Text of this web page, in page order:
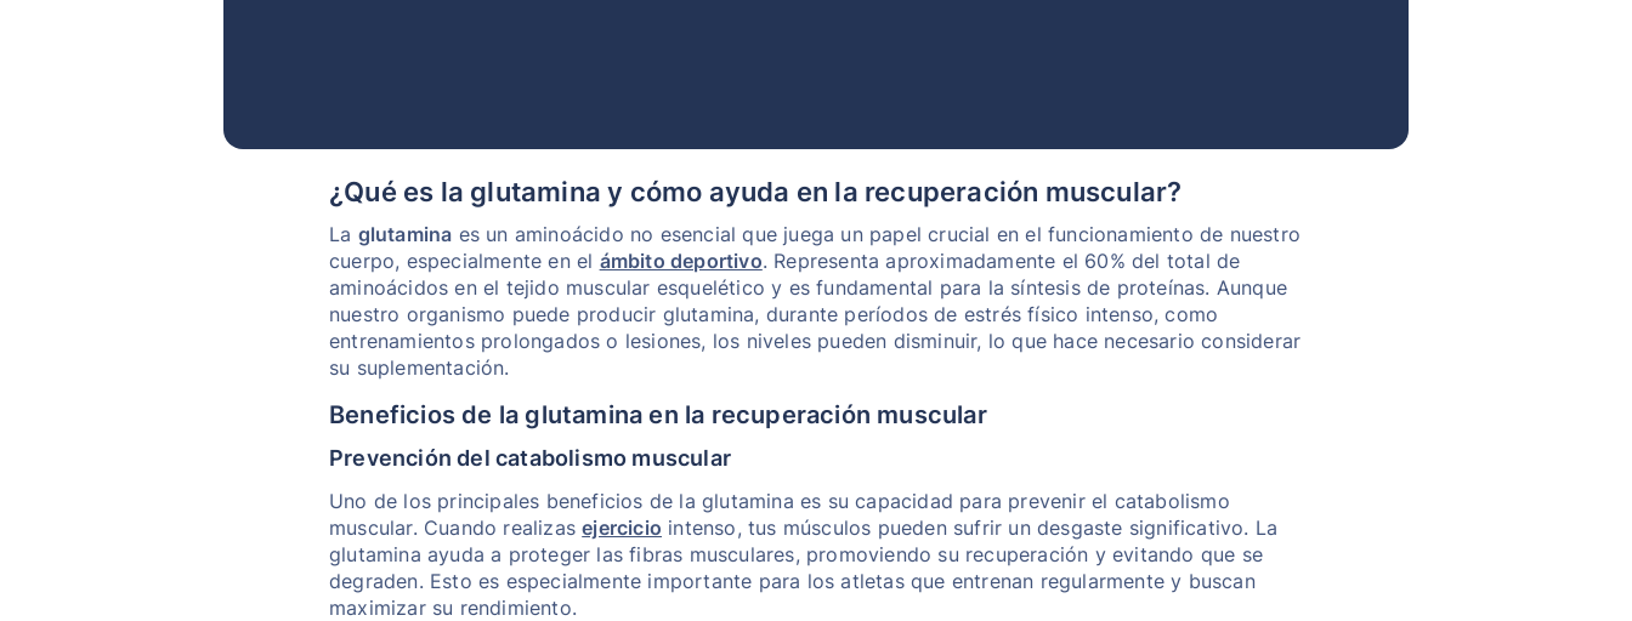
¿Qué es la glutamina y cómo ayuda en la recuperación muscular?
La glutamina es un aminoácido no esencial que juega un papel crucial en el funcionamiento de nuestro
cuerpo, especialmente en el ámbito deportivo. Representa aproximadamente el 60% del total de
aminoácidos en el tejido muscular esquelético y es fundamental para la síntesis de proteínas. Aunque
nuestro organismo puede producir glutamina, durante períodos de estrés físico intenso, como
entrenamientos prolongados o lesiones, los niveles pueden disminuir, lo que hace necesario considerar
su suplementación.
Beneficios de la glutamina en la recuperación muscular
Prevención del catabolismo muscular
Uno de los principales beneficios de la glutamina es su capacidad para prevenir el catabolismo
muscular. Cuando realizasejercicio intenso, tus músculos pueden sufrir un desgaste significativo. La
glutamina ayuda a proteger las fibras musculares, promoviendo su recuperación y evitando que se
degraden. Esto es especialmente importante para los atletas que entrenan regularmente y buscan
maximizar su rendimiento.